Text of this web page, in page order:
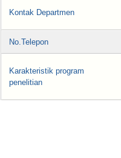
Kontak Departmen
No.Telepon
Karakteristik program
penelitian